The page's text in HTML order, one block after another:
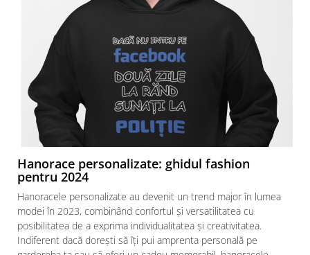
Hanorace personalizate: ghidul fashion
pentru 2024
Hanoracele personalizate au devenit un trend major în lumea
modei în 2023, combinând confortul și versatilitatea cu
posibilitatea de a exprima individualitatea și creativitatea.
Indiferent dacă dorești să îți pui amprenta personală pe